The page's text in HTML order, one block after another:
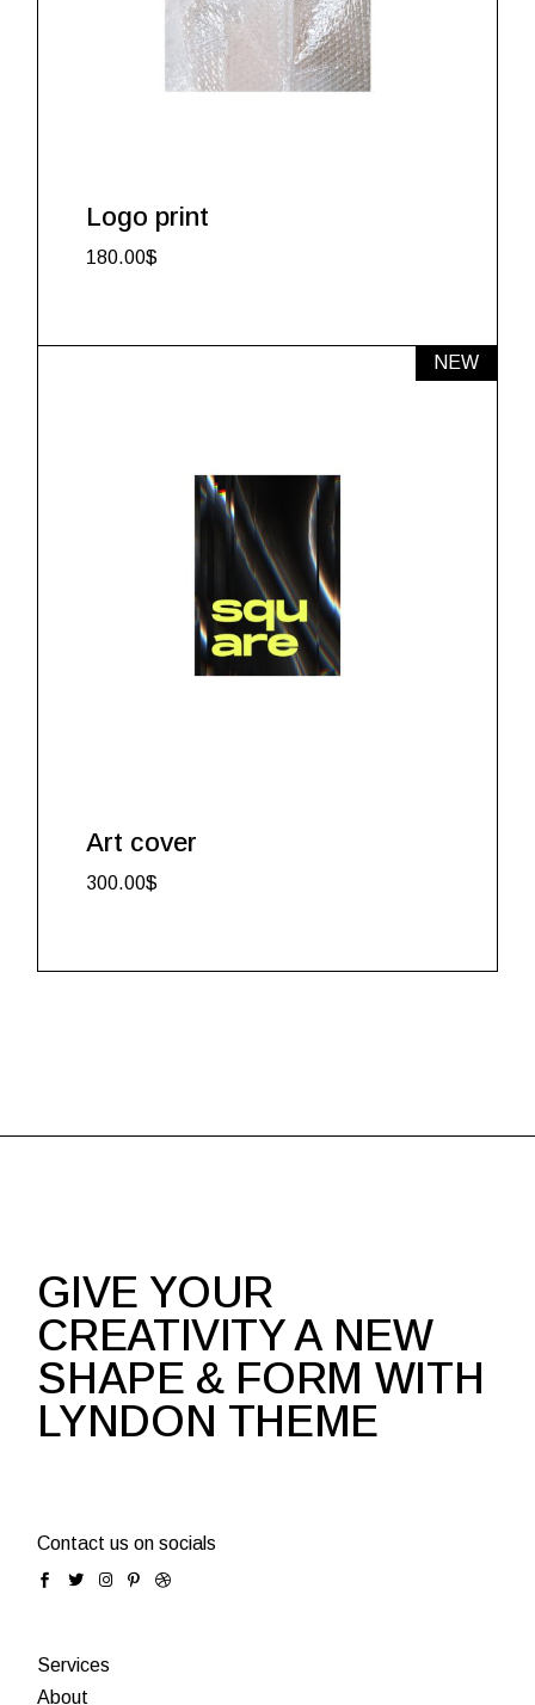
Logo print
180.00$
NEW
Art cover
300.00$
GIVE YOUR
CREATIVITY A NEW
SHAPE & FORM WITH
LYNDON THEME
Contact us on socials
Services
About